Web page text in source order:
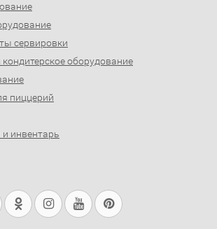
сервировки
оборудование
пиццерий
инвентарь